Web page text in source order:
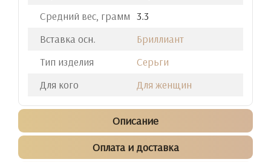
Средний вес, грамм 3.3
Вставка осн.
Бриллиант
Тип изделия
Серьги
Для кого
Для женщин
Описание
Оплата и доставка